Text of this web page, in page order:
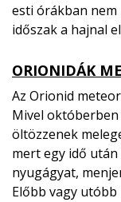
esti órákban nem
időszak a hajnal
ORIONIDÁK
Az Orionid
Mivel októberben
öltözzenek
mert egy idő
nyugágyat,
Előbb vagy